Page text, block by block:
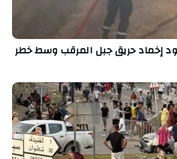
إخماد حريق جبل المرقب وسط خطر